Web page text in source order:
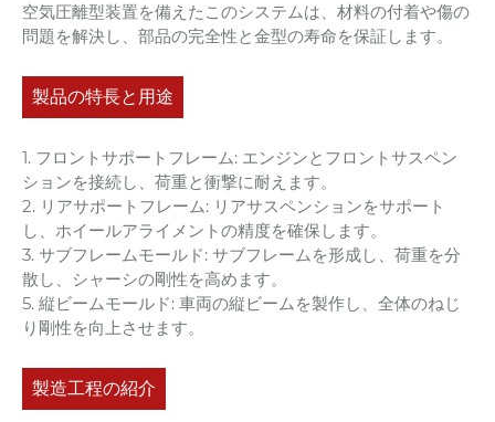
空気圧離型装置を備えたこのシステムは、材料の付着や傷の
問題を解決し、部品の完全性と金型の寿命を保証します。
製品の特長と用途
1. フロントサポートフレーム: エンジンとフロントサスペン
ションを接続し、荷重と衝撃に耐えます。
2. リアサポートフレーム: リアサスペンションをサポート
し、ホイールアライメントの精度を確保します。
3. サブフレームモールド: サブフレームを形成し、荷重を分
散し、シャーシの剛性を高めます。
5. 縦ビームモールド: 車両の縦ビームを製作し、全体のねじ
り剛性を向上させます。
製造工程の紹介